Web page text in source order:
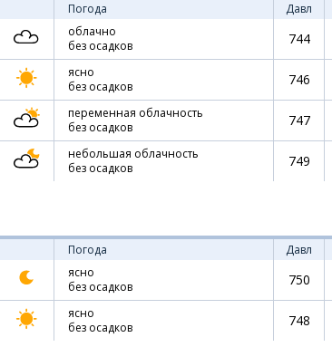
Погода Давл
облачно
без осадков
744
ясно
без осадков
746
переменная облачность
без осадков
747
небольшая облачность
без осадков
749
Погода Давл
ясно
без осадков
750
ясно
без осадков
748